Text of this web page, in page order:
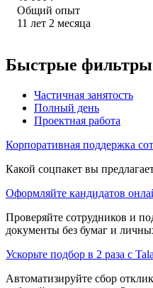
Общий опыт
11 лет 2 месяца
Быстрые фильтры
Частичная занятость
Полный день
Проектная работа
Корпоративная поддержка
Какой соцпакет вы
Оформляйте кандидатов
Проверяйте сотрудников и
документы без бумаг и
Ускорьте подбор в 2 раза с
Автоматизируйте сбор